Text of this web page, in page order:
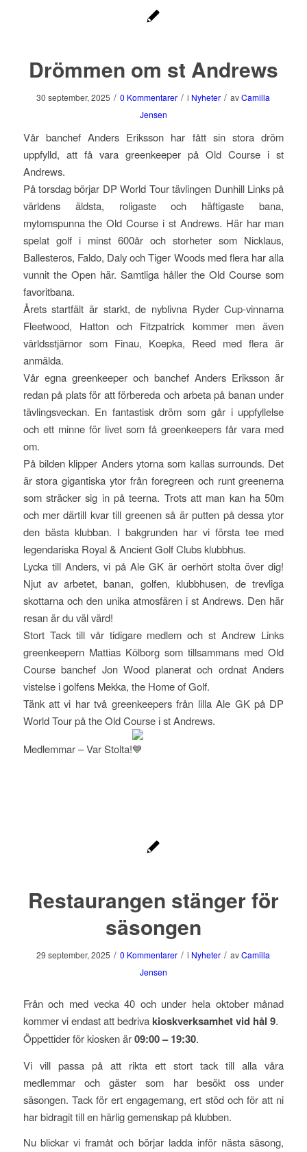
Drömmen om st Andrews
30 september, 2025 / 0 Kommentarer / i Nyheter / avCamilla
Jensen
Vår banchef Anders Eriksson har fått sin stora dröm
uppfylld, att få vara greenkeeper på Old Course i st
Andrews.
På torsdag börjar DP World Tour tävlingen Dunhill Links på
världens äldsta, roligaste och häftigaste bana,
mytomspunna the Old Course i st Andrews. Här har man
spelat golf i minst 600år och storheter som Nicklaus,
Ballesteros, Faldo, Daly och Tiger Woods med flera har alla
vunnit the Open här. Samtliga håller the Old Course som
favoritbana.
Årets startfält är starkt, de nyblivna Ryder Cup-vinnarna
Fleetwood, Hatton och Fitzpatrick kommer men även
världsstjärnor som Finau, Koepka, Reed med flera är
anmälda.
Vår egna greenkeeper och banchef Anders Eriksson är
redan på plats för att förbereda och arbeta på banan under
tävlingsveckan. En fantastisk dröm som går i uppfyllelse
och ett minne för livet som få greenkeepers får vara med
om.
På bilden klipper Anders ytorna som kallas surrounds. Det
är stora gigantiska ytor från foregreen och runt greenerna
som sträcker sig in på teerna. Trots att man kan ha 50m
och mer därtill kvar till greenen så är putten på dessa ytor
den bästa klubban. I bakgrunden har vi första tee med
legendariska Royal & Ancient Golf Clubs klubbhus.
Lycka till Anders, vi på Ale GK är oerhört stolta över dig!
Njut av arbetet, banan, golfen, klubbhusen, de trevliga
skottarna och den unika atmosfären i st Andrews. Den här
resan är du väl värd!
Stort Tack till vår tidigare medlem och st Andrew Links
greenkeepern Mattias Kölborg som tillsammans med Old
Course banchef Jon Wood planerat och ordnat Anders
vistelse i golfens Mekka, the Home of Golf.
Tänk att vi har två greenkeepers från lilla Ale GK på DP
World Tour på the Old Course i st Andrews.
Medlemmar – Var Stolta!
Restaurangen stänger för
säsongen
29 september, 2025 / 0 Kommentarer / i Nyheter / avCamilla
Jensen
Från och med vecka 40 och under hela oktober månad
kommer vi endast att bedriva kioskverksamhet vid hål 9.
Öppettider för kiosken är09:00 – 19:30.
Vi vill passa på att rikta ett stort tack till alla våra
medlemmar och gäster som har besökt oss under
säsongen. Tack för ert engagemang, ert stöd och för att ni
har bidragit till en härlig gemenskap på klubben.
Nu blickar vi framåt och börjar ladda inför nästa säsong,